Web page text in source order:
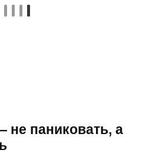
не паниковать, а